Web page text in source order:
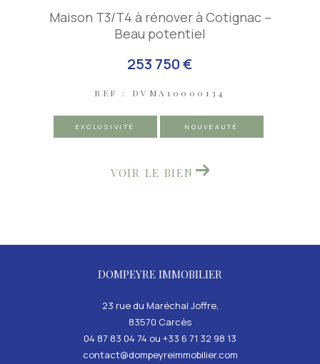
Maison T3/T4 à rénover à Cotignac –
Beau potentiel
253 750 €
REF : DVMA10000134
EXCLUSIVITÉ NOUVEAUTÉ
VOIR LE BIEN
DOMPEYRE IMMOBILIER
23 rue du Maréchal Joffre,
83570
carcès
04 87 83 04 74 ou +33 6 71 32 98 13
contact@dompeyreimmobilier.com